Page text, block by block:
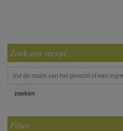
Zoek een recept
Filter